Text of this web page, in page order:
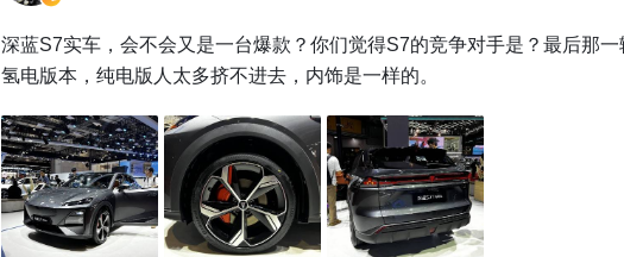
深蓝S7实车，会不会又是一台爆款？你们觉得S7的竞争对手是？最后那一
氢电版本，纯电版人太多挤不进去，内饰是一样的。